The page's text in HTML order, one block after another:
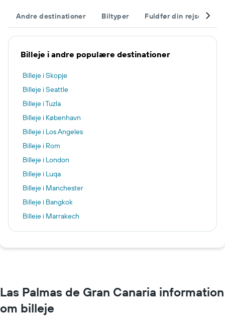
Andre destinationer Biltyper Fuldfør din rejse
Billeje i andre populære destinationer
Billeje i Skopje
Billeje i Seattle
Billeje i Tuzla
Billeje i København
Billeje i Los Angeles
Billeje i Rom
Billeje i London
Billeje i Luqa
Billeje i Manchester
Billeje i Bangkok
Billeje i Marrakech
Billeje i Paris
Las Palmas de Gran Canaria information
om billeje